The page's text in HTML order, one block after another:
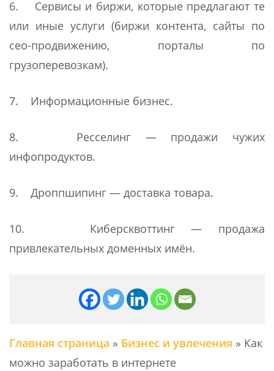
6. Сервисы и биржи, которые предлагают те
или иные услуги (биржи контента, сайты по
сео-продвижению, порталы по
грузоперевозкам).
7. Информационные бизнес.
8. Ресселинг — продажи чужих
инфопродуктов.
9. Дроппшипинг — доставка товара.
10. Киберсквоттинг — продажа
привлекательных доменных имён.
Главная страница » Бизнес и увлечения » Как
можно заработать в интернете